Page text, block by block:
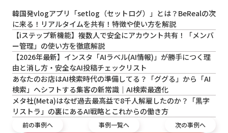
韓国発vlogアプリ「setlog（セットログ）」とは？BeRealの次
に来る！リアルタイムを共有！特徴や使い方を解説
【iステップ新機能】複数人で安全にアカウント共有！「メンバ
ー管理」の使い方を徹底解説
【2026年最新】インスタ「AIラベル(AI情報)」が勝手につく理
由と消し方・安全なAI投稿チェックリスト
あなたのお店はAI検索時代の準備してる？「ググる」から「AI
検索」へシフトする集客の新常識｜AI検索最適化
メタ社(Meta)はなぜ過去最高益で8千人解雇したのか？「黒字
リストラ」の裏にあるAI戦略とこれからの働き方
前の事例へ 事例一覧へ 次の事例へ